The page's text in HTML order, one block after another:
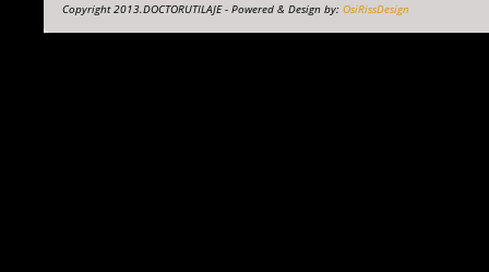
Copyright 2013.DOCTORUTILAJE - Powered & Design by: OsiRissDesign